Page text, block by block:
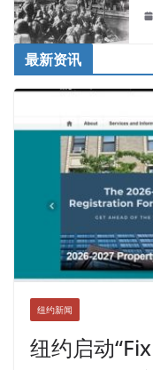
最新资讯
纽约新闻
纽约启动